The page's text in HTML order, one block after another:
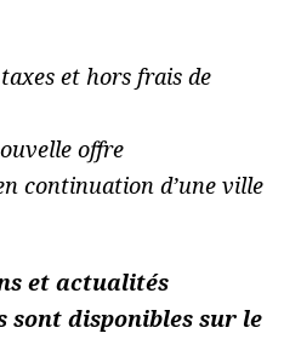
et hors frais de
offre
continuation d’une ville
et actualités
sont disponibles sur le